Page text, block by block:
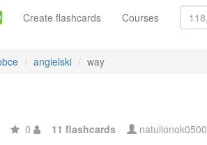
Create flashcards Courses
angielski way
0 11 flashcards natulionok0500